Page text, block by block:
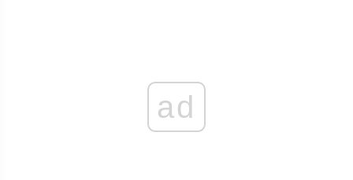
ad